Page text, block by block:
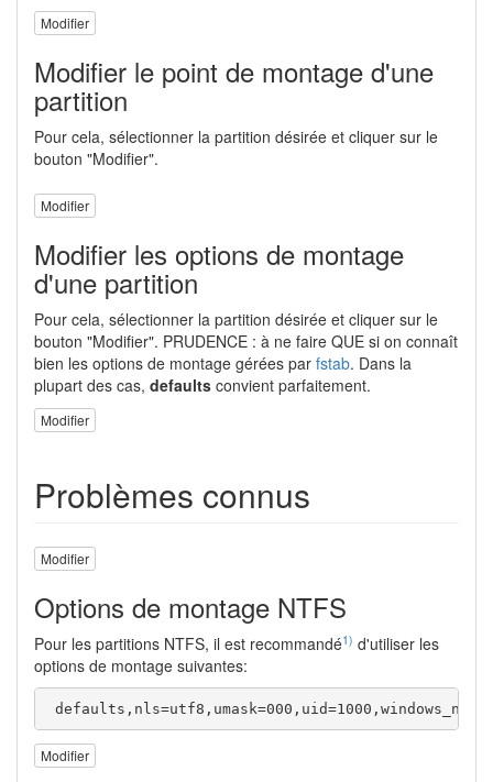
Modifier
Modifier le point de montage d'une
partition
Pour cela, sélectionner la partition désirée et cliquer sur le
bouton "Modifier".
Modifier
Modifier les options de montage
d'une partition
Pour cela, sélectionner la partition désirée et cliquer sur le
bouton "Modifier". PRUDENCE : à ne faire QUE si on connaît
bien les options de montage gérées par fstab. Dans la
plupart des cas, defaults convient parfaitement.
Modifier
Problèmes connus
Modifier
Options de montage NTFS
Pour les partitions NTFS, il est recommandé1) d'utiliser les
options de montage suivantes:
Modifier